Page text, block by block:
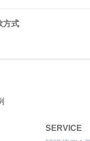
方式
SERVICE